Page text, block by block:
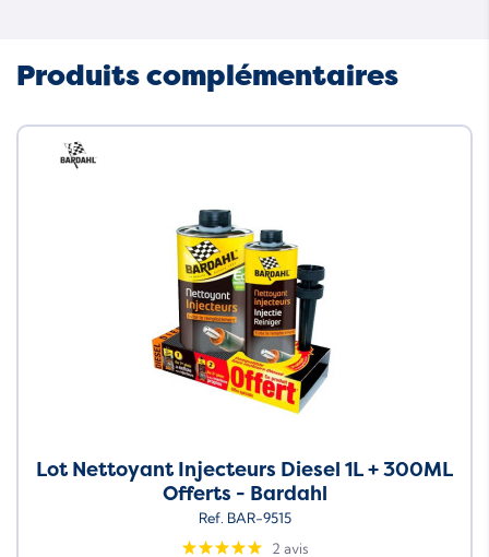
Produits complémentaires
Neuf
Lot Nettoyant Injecteurs Diesel 1L + 300ML
Offerts - Bardahl
Ref. BAR-9515
2 avis